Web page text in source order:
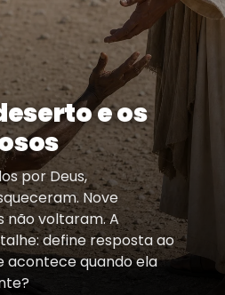
e os
por Deus,
Nove
não voltaram. A
define resposta ao
acontece quando ela